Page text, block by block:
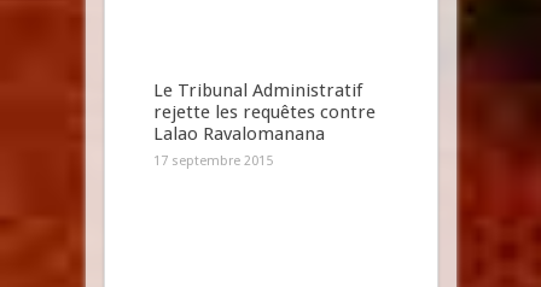
Le Tribunal Administratif
rejette les requêtes contre
Lalao Ravalomanana
17 septembre 2015